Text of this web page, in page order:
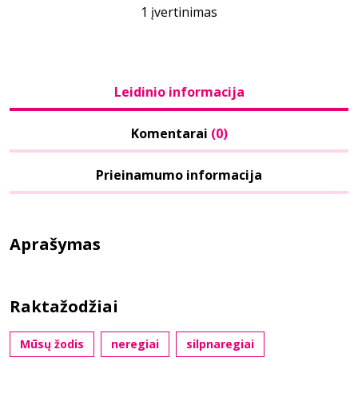
1 įvertinimas
Leidinio informacija
Komentarai (0)
Prieinamumo informacija
Aprašymas
Raktažodžiai
Mūsų žodis neregiai silpnaregiai